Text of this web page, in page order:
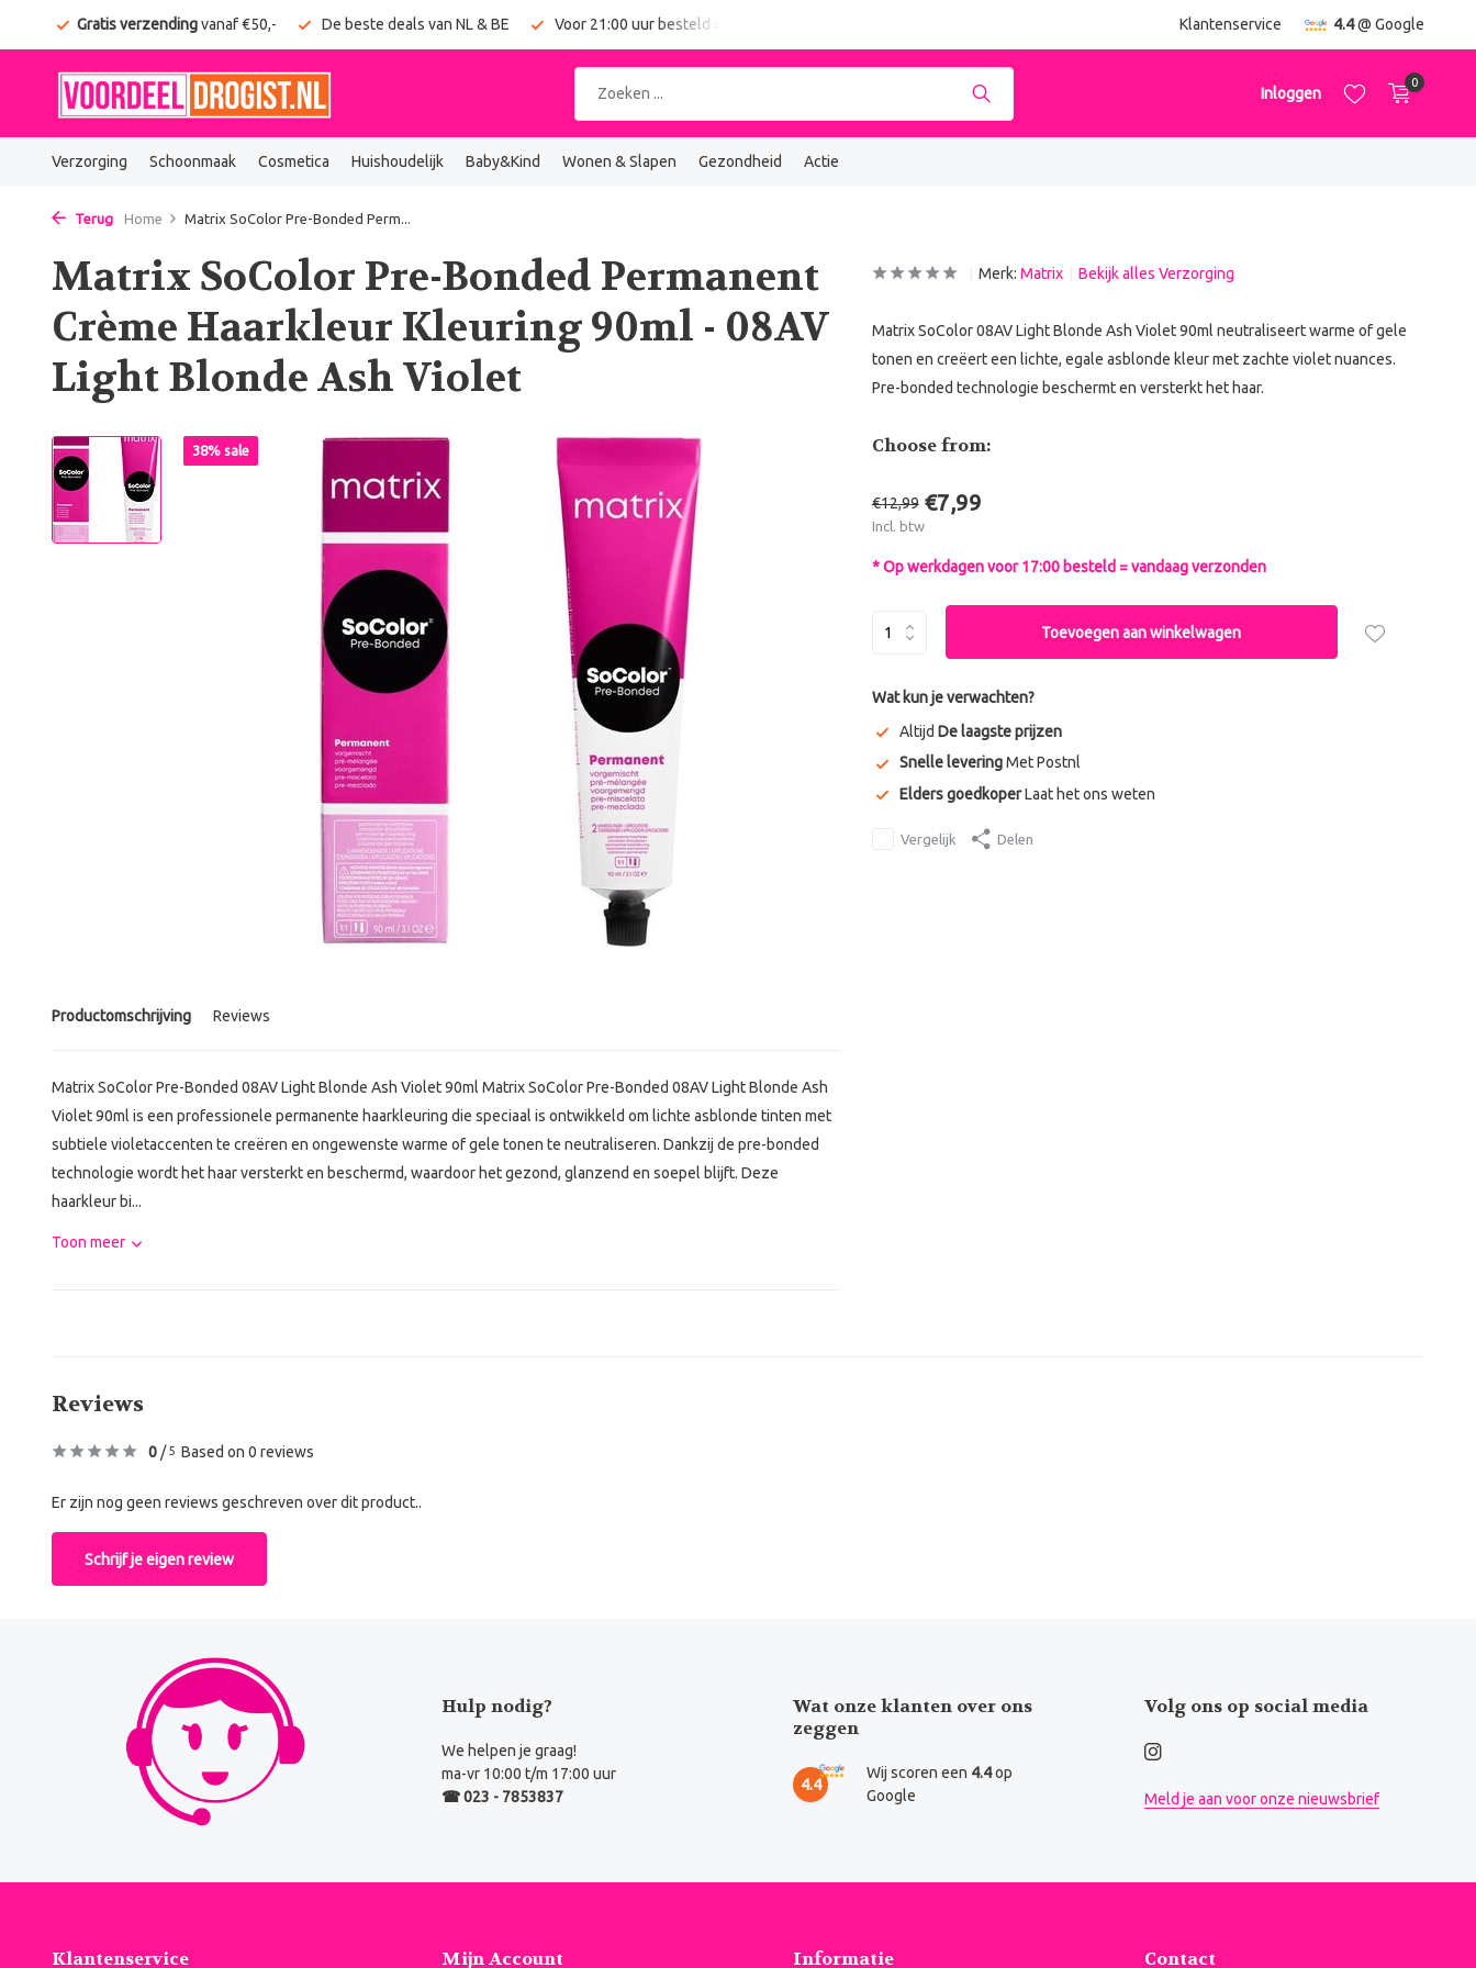
Gratis verzendingvanaf €50,- De beste deals van NL & BE Voor 21:00 uur besteld = vandaag verzonden Klantenservice 4.4@ Google
Inloggen
0
Verzorging Schoonmaak Cosmetica Huishoudelijk Baby&Kind Wonen & Slapen Gezondheid Actie
Terug Home Matrix SoColor Pre-Bonded Perm...
Matrix SoColor Pre-Bonded Permanent
Crème Haarkleur Kleuring 90ml - 08AV
Light Blonde Ash Violet
38% sale
Productomschrijving Reviews
Matrix SoColor Pre-Bonded 08AV Light Blonde Ash Violet 90ml Matrix SoColor Pre-Bonded 08AV Light Blonde Ash
Violet 90ml is een professionele permanente haarkleuring die speciaal is ontwikkeld om lichte asblonde tinten met
subtiele violetaccenten te creëren en ongewenste warme of gele tonen te neutraliseren. Dankzij de pre-bonded
technologie wordt het haar versterkt en beschermd, waardoor het gezond, glanzend en soepel blijft. Deze
haarkleur bi...
Toon meer
Merk: Matrix Bekijk alles Verzorging
Matrix SoColor 08AV Light Blonde Ash Violet 90ml neutraliseert warme of gele
tonen en creëert een lichte, egale asblonde kleur met zachte violet nuances.
Pre-bonded technologie beschermt en versterkt het haar.
Choose from:
€12,99 €7,99
Incl. btw
* Op werkdagen voor 17:00 besteld = vandaag verzonden
Toevoegen aan winkelwagen
Wat kun je verwachten?
Altijd De laagste prijzen
Snelle leveringMet Postnl
Elders goedkoperLaat het ons weten
Vergelijk Delen
Reviews
0 /5 Based on 0 reviews
Er zijn nog geen reviews geschreven over dit product..
Schrijf je eigen review
Hulp nodig?
We helpen je graag!
ma-vr 10:00 t/m 17:00 uur
☎ 023 - 7853837
Wat onze klanten over ons
zeggen
4.4
Wij scoren een 4.4op
Google
Volg ons op social media
Meld je aan voor onze nieuwsbrief
Klantenservice Mijn Account Informatie Contact